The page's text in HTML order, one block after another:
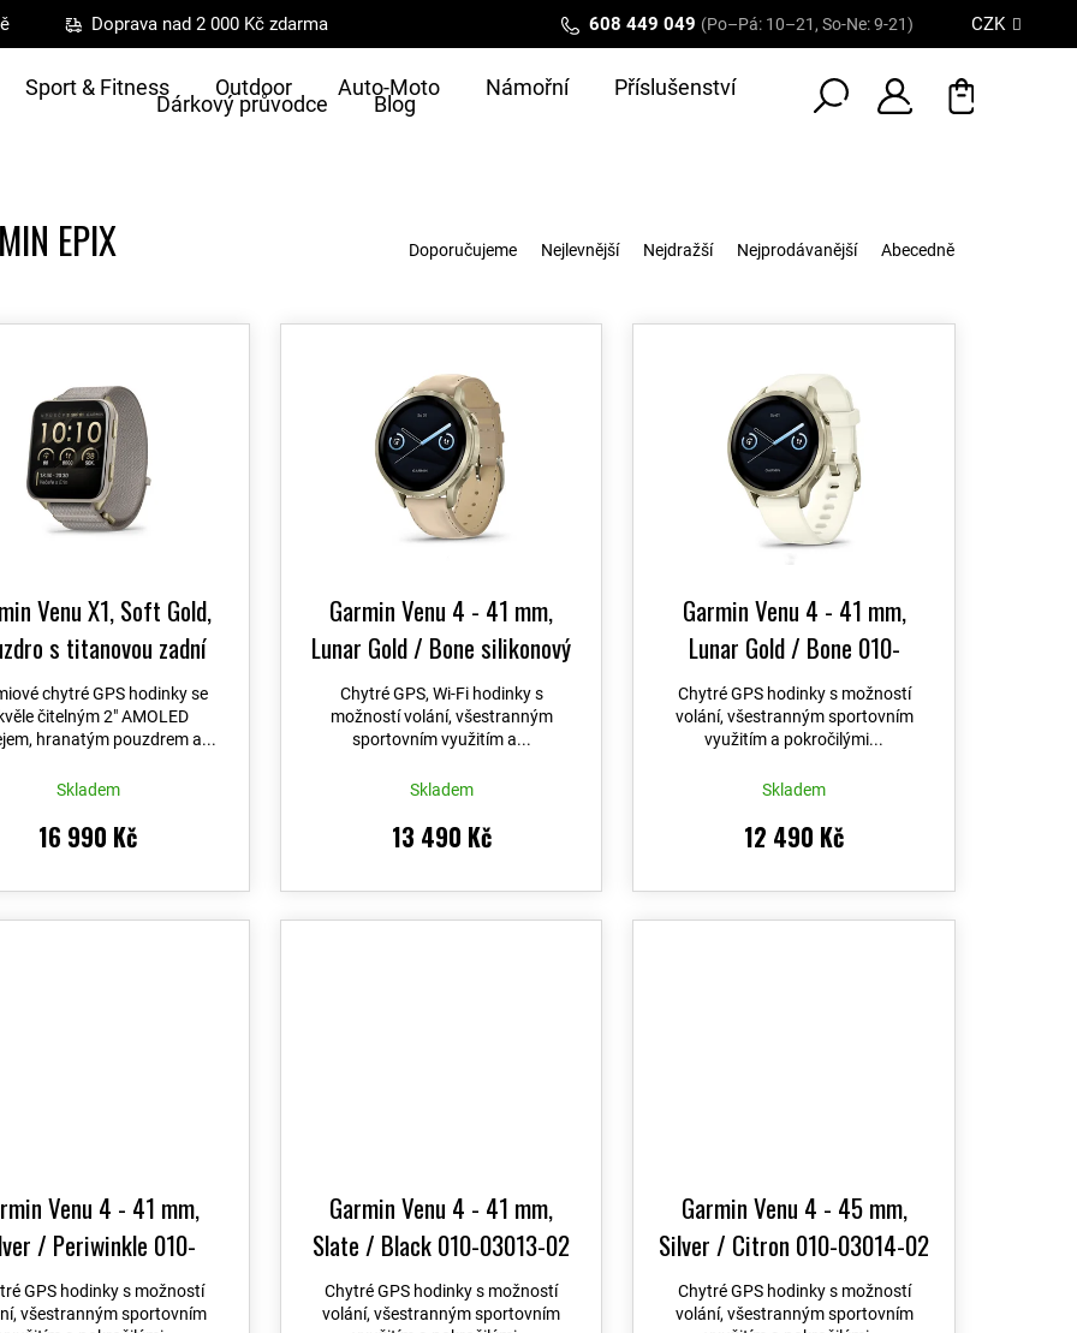
Doprava nad 2 000 Kč zdarma 608 449 049 (Po–Pá: 10–21, So-Ne: 9-21) CZK
Sport & Fitness Outdoor Auto-Moto Námořní Příslušenství
Dárkový průvodce Blog
EPIX
n
r
o
d
u
k
Doporučujeme Nejlevnější Nejdražší Nejprodávanější Abecedně
Venu X1, Soft Gold,
s titanovou zadní
nylonovým řemínkem
French Grey 010-
09
+ možnost výměny
dní + Topo Czech PRO
Voucher
chytré GPS hodinky se
čitelným 2″ AMOLED
hranatým pouzdrem a...
Skladem
16 990 Kč
Garmin Venu 4 - 41 mm,
Lunar Gold / Bone silikonový
řemínek a Light Sand kožený
řemínek 010-03013-03
Chytré GPS, Wi-Fi hodinky s
možností volání, všestranným
sportovním využitím a...
Skladem
13 490 Kč
Garmin Venu 4 - 41 mm,
Lunar Gold / Bone 010-
03013-00
Chytré GPS hodinky s možností
volání, všestranným sportovním
využitím a pokročilými...
Skladem
12 490 Kč
Venu 4 - 41 mm,
/ Periwinkle 010-
03013-01
GPS hodinky s možností
všestranným sportovním
Garmin Venu 4 - 41 mm,
Slate / Black 010-03013-02
Chytré GPS hodinky s možností
volání, všestranným sportovním
Garmin Venu 4 - 45 mm,
Silver / Citron 010-03014-02
Chytré GPS hodinky s možností
volání, všestranným sportovním